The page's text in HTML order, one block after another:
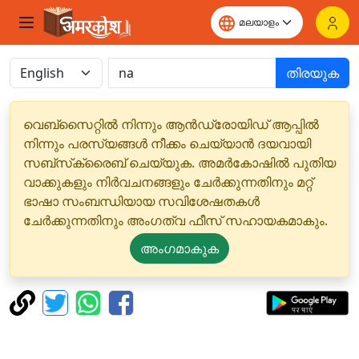
തിരയുക
വെബ്‌സൈറ്റിൽ നിന്നും ആൻഡ്രോയിഡ് ആപ്പിൽ
നിന്നും പരസ്യങ്ങൾ നീക്കം ചെയ്യാൻ ദയവായി
സബ്‌സ്‌ക്രൈബ് ചെയ്യുക. അമർകോഷിൽ പുതിയ
വാക്കുകളും നിർവചനങ്ങളും ചേർക്കുന്നതിനും മറ്റ്
ഭാഷാ സംബന്ധിയായ സവിശേഷതകൾ
ചേർക്കുന്നതിനും അംഗത്വ ഫീസ് സഹായകമാകും.
അംഗമാകുക